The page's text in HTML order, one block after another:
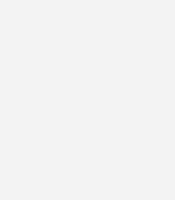
Gaukel ist für den sicheren Auf-
konzipiert. Dafür sorgen nicht zuletzt
Aluminium, unabhängig von der
überstehende Handläufe (mind. 1